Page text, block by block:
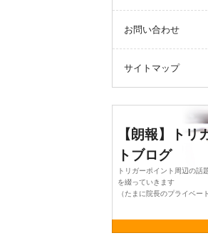
お問い合わせ
サイトマップ
【朗報】トリ
トブログ
トリガーポイント周辺の話
を綴っていきます
（たまに院長のプライベー